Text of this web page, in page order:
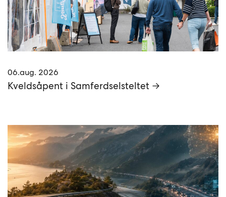
06.aug. 2026
Kveldsåpent i Samferdselsteltet →